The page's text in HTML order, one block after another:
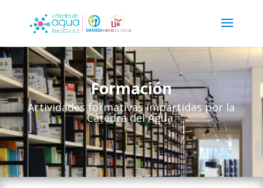
Formación
Actividades formativas impartidas por la
Cátedra del Agua.